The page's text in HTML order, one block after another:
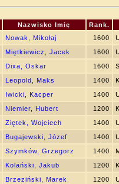
Nazwisko Imię Rank.
Nowak, Mikołaj 1600
Miętkiewicz, Jacek 1600
Dixa, Oskar 1600
Leopold, Maks 1400
Iwicki, Kacper 1400
Niemier, Hubert 1200
Ziętek, Wojciech 1400
Bugajewski, Józef 1400
Szymków, Grzegorz 1400
Kolański, Jakub 1200
Brzeziński, Marek 1200